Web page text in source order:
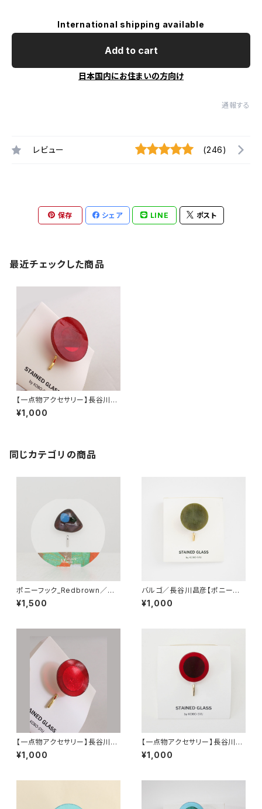
International shipping available
Add to cart
日本国内にお住まいの方向け
通報する
レビュー (246)
保存 シェア LINE ポスト
最近チェックした商品
【一点物アクセサリー】長谷川昌
彦／ポニーフック／red③
¥1,000
同じカテゴリの商品
ポニーフック_Redbrown／前
田貴
¥1,500
バルゴ／長谷川昌彦【ポニーフッ
ク】
¥1,000
【一点物アクセサリー】長谷川昌
彦／ポニーフック／red②
¥1,000
【一点物アクセサリー】長谷川昌
彦／ポニーフック／red
¥1,000